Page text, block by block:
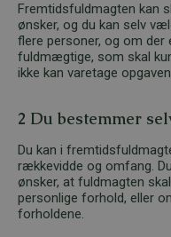
Fremtidsfuldmagten kan
ønsker, og du kan selv
flere personer, og om
fuldmægtige, som skal
ikke kan varetage
2 Du bestemmer
Du kan i
rækkevidde og omfang.
ønsker, at fuldmagten
personlige forhold, eller
forholdene.